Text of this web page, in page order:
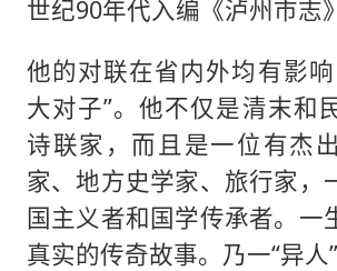
世纪90年代入编《泸州市志
他的对联在省内外均有影
大对子”。他不仅是清末和
诗联家，而且是一位有杰
家、地方史学家、旅行家，
国主义者和国学传承者。一
真实的传奇故事。乃一“异人”